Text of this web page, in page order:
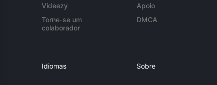
Videezy
Torne-se um
colaborador
Apoio
DMCA
Idiomas Sobre